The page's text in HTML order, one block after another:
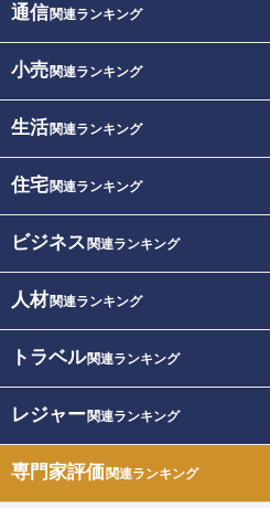
通信関連ランキング
小売関連ランキング
生活関連ランキング
住宅関連ランキング
ビジネス 関連ランキング
人材関連ランキング
トラベル関連ランキング
レジャー関連ランキング
専門家評価関連ランキング